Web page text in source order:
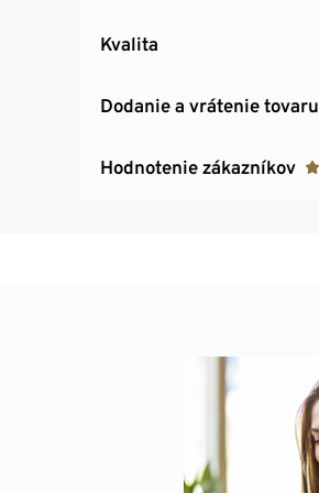
Kvalita
Dodanie a vrátenie tovaru
Hodnotenie zákazníkov